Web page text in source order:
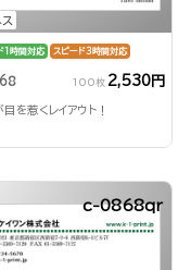
1時間対応 スピード3時間対応
100枚 2,530円
を惹くレイアウト！
c-0868qr